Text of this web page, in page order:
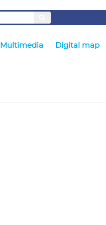
Multimedia Digital map